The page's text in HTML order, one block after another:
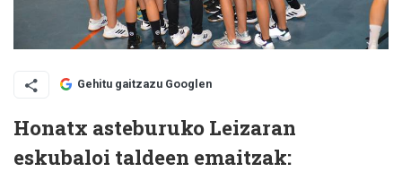
Gehitu gaitzazu Googlen
Honatx asteburuko Leizaran
eskubaloi taldeen emaitzak: